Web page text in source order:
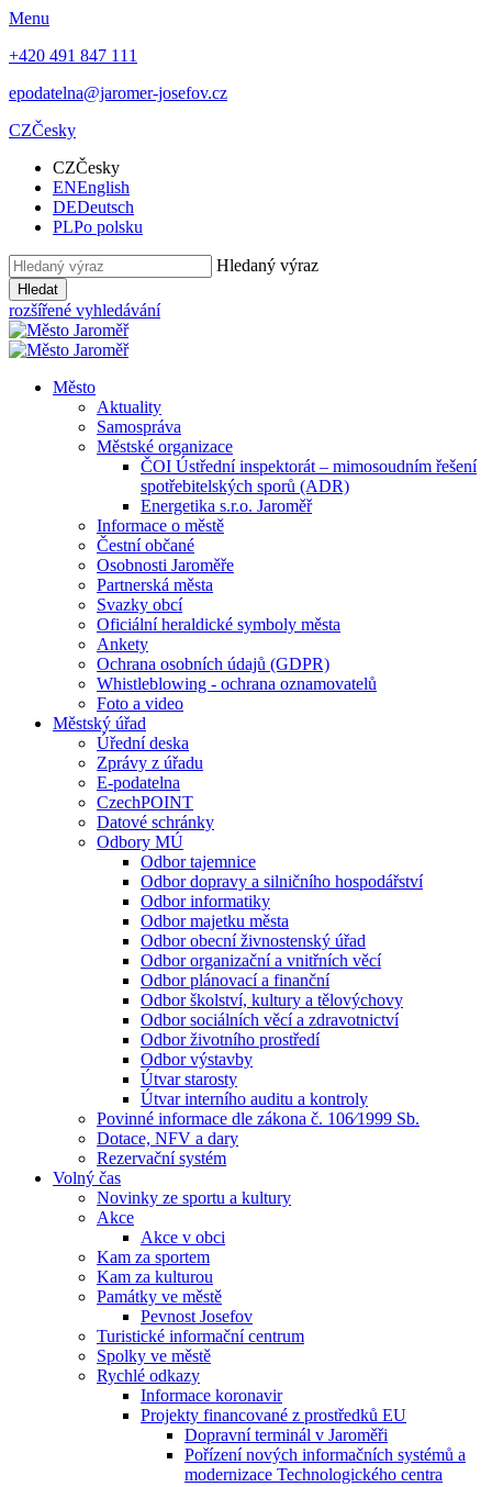
Menu
+420 491 847 111
epodatelna@jaromer-josefov.cz
CZČesky
CZČesky
ENEnglish
DEDeutsch
PLPo polsku
Hledaný výraz
Hledat
rozšířené vyhledávání
Město
Aktuality
Samospráva
Městské organizace
ČOI Ústřední inspektorát – mimosoudním řešení
spotřebitelských sporů (ADR)
Energetika s.r.o. Jaroměř
Informace o městě
Čestní občané
Osobnosti Jaroměře
Partnerská města
Svazky obcí
Oficiální heraldické symboly města
Ankety
Ochrana osobních údajů (GDPR)
Whistleblowing - ochrana oznamovatelů
Foto a video
Městský úřad
Úřední deska
Zprávy z úřadu
E-podatelna
CzechPOINT
Datové schránky
Odbory MÚ
Odbor tajemnice
Odbor dopravy a silničního hospodářství
Odbor informatiky
Odbor majetku města
Odbor obecní živnostenský úřad
Odbor organizační a vnitřních věcí
Odbor plánovací a finanční
Odbor školství, kultury a tělovýchovy
Odbor sociálních věcí a zdravotnictví
Odbor životního prostředí
Odbor výstavby
Útvar starosty
Útvar interního auditu a kontroly
Povinné informace dle zákona č. 106⁄1999 Sb.
Dotace, NFV a dary
Rezervační systém
Volný čas
Novinky ze sportu a kultury
Akce
Akce v obci
Kam za sportem
Kam za kulturou
Památky ve městě
Pevnost Josefov
Turistické informační centrum
Spolky ve městě
Rychlé odkazy
Informace koronavir
Projekty financované z prostředků EU
Dopravní terminál v Jaroměři
Pořízení nových informačních systémů a
modernizace Technologického centra